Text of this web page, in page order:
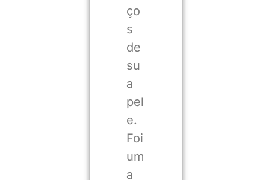
ço
s
de
su
a
pel
e.
Foi
um
a